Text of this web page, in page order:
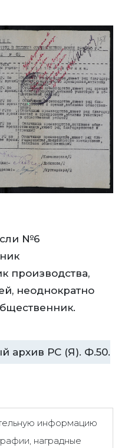
№6
производства,
неоднократно
архив РС (Я). Ф.50.
информацию
наградные